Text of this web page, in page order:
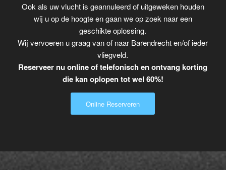
Ook als uw vlucht is geannuleerd of uitgeweken houden
wij u op de hoogte en gaan we op zoek naar een
geschikte oplossing.
Wij vervoeren u graag van of naar Barendrecht en/of ieder
vliegveld.
Reserveer nu online of telefonisch en ontvang korting
die kan oplopen tot wel 60%!
Online Reserveren